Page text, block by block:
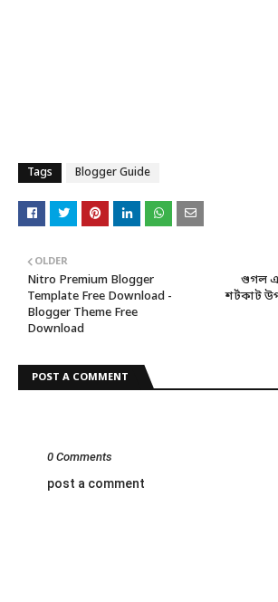
Tags Blogger Guide
গুগল
শর্টকাট
OLDER
Nitro Premium Blogger
Template Free Download -
Blogger Theme Free
Download
POST A COMMENT
0 Comments
post a comment